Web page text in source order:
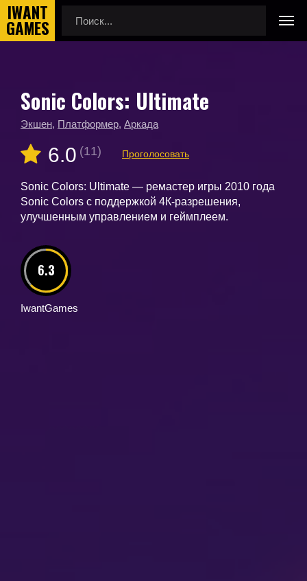
Главная
Новые игры
Sonic Colors: Ultimate
Экшен, Платформер, Аркада
6.0 (11) Проголосовать
Sonic Colors: Ultimate — ремастер игры 2010 года
Sonic Colors с поддержкой 4К-разрешения,
улучшенным управлением и геймплеем.
6.3
IwantGames